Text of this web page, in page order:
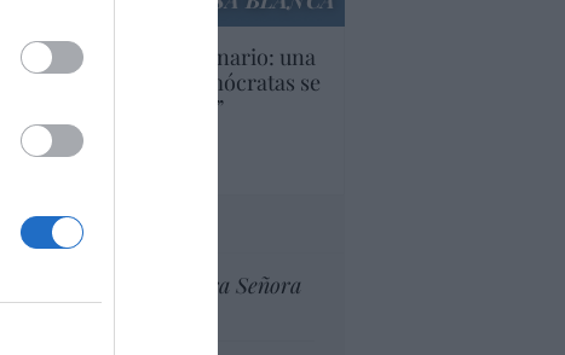
EEUU. Inquietante escenario: una
tercera parte de los demócratas se
define como “socialista”
por Ignacio Aguirre
Cartas al director
Ceuta celebra Nuestra Señora